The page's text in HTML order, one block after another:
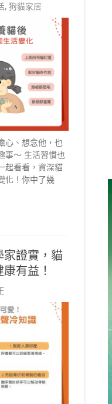
, 狗貓家居
心、想念他，也
事～ 生活習慣也
起看看，資深貓
化！你中了幾
家證實，貓
有益！